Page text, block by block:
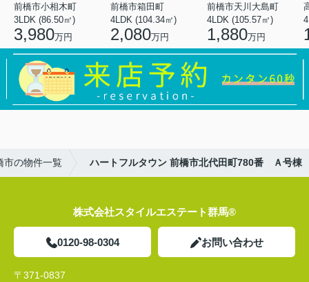
前橋市小相木町
3LDK (86.50㎡)
3,980万円
前橋市箱田町
4LDK (104.34㎡)
2,080万円
前橋市天川大島町
4LDK (105.57㎡)
1,880万円
市の物件一覧 ハートフルタウン 前橋市北代田町780番 Ａ号棟
株式会社スタイルエステート群馬®
0120-98-0304 お問い合わせ
〒371-0837